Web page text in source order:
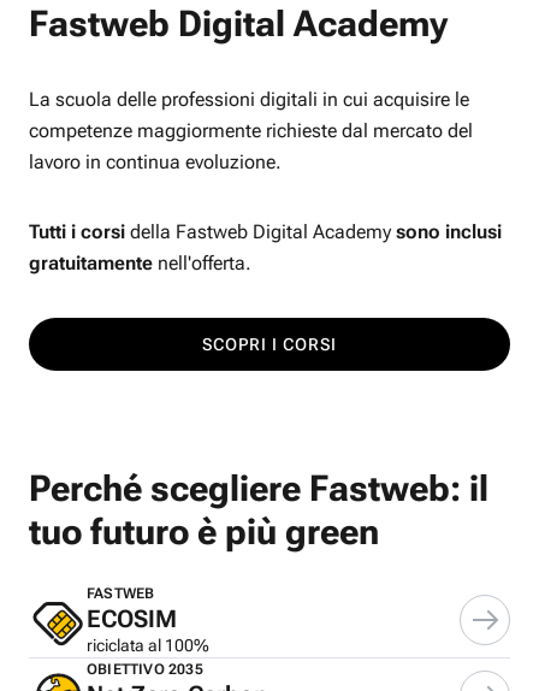
Fastweb Digital Academy
La scuola delle professioni digitali in cui acquisire le
competenze maggiormente richieste dal mercato del
lavoro in continua evoluzione.
Tutti i corsi della Fastweb Digital Academy sono inclusi
gratuitamente nell'offerta.
SCOPRI I CORSI
Perché scegliere Fastweb: il
tuo futuro è più green
FASTWEB
ECOSIM
riciclata al 100%
OBIETTIVO 2035